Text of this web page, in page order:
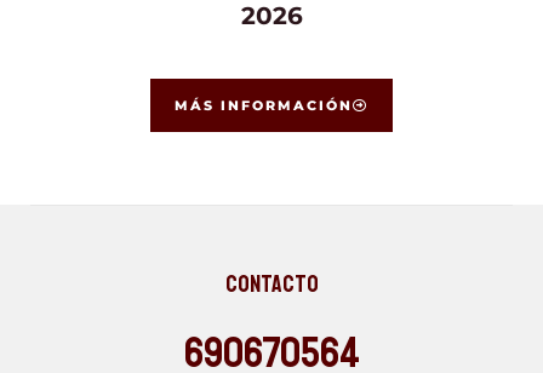
2026
MÁS INFORMACIÓN
Contacto
690670564